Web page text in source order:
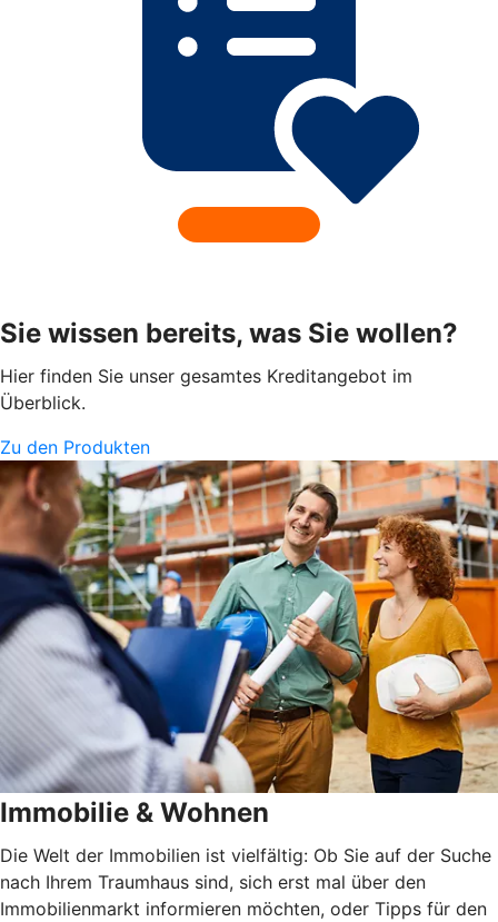
Sie wissen bereits, was Sie wollen?
Hier finden Sie unser gesamtes Kreditangebot im
Überblick.
Zu den Produkten
Immobilie & Wohnen
Die Welt der Immobilien ist vielfältig: Ob Sie auf der Suche
nach Ihrem Traumhaus sind, sich erst mal über den
Immobilienmarkt informieren möchten, oder Tipps für den